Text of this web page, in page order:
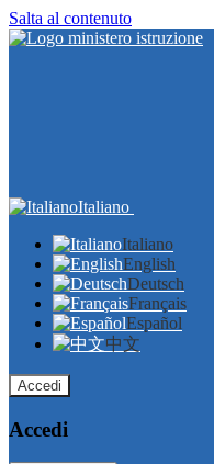
Salta al contenuto
Italiano
Italiano
English
Deutsch
Français
Español
中文
Accedi
Accedi